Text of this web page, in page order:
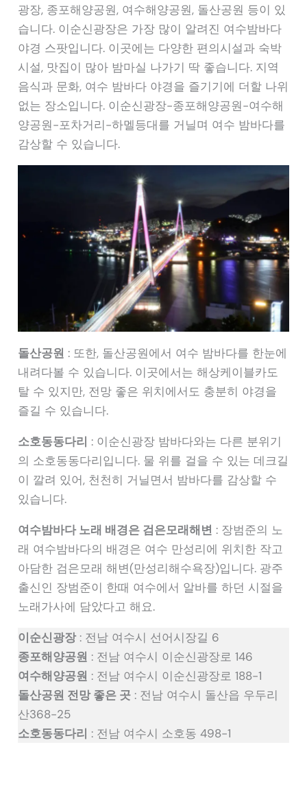
광장, 종포해양공원, 여수해양공원, 돌산공원 등이 있
습니다. 이순신광장은 가장 많이 알려진 여수밤바다
야경 스팟입니다. 이곳에는 다양한 편의시설과 숙박
시설, 맛집이 많아 밤마실 나가기 딱 좋습니다. 지역
음식과 문화, 여수 밤바다 야경을 즐기기에 더할 나위
없는 장소입니다. 이순신광장-종포해양공원-여수해
양공원-포차거리-하멜등대를 거닐며 여수 밤바다를
감상할 수 있습니다.
돌산공원 : 또한, 돌산공원에서 여수 밤바다를 한눈에
내려다볼 수 있습니다. 이곳에서는 해상케이블카도
탈 수 있지만, 전망 좋은 위치에서도 충분히 야경을
즐길 수 있습니다.
소호동동다리 : 이순신광장 밤바다와는 다른 분위기
의 소호동동다리입니다. 물 위를 걸을 수 있는 데크길
이 깔려 있어, 천천히 거닐면서 밤바다를 감상할 수
있습니다.
여수밤바다 노래 배경은 검은모래해변 : 장범준의 노
래 여수밤바다의 배경은 여수 만성리에 위치한 작고
아담한 검은모래 해변(만성리해수욕장)입니다. 광주
출신인 장범준이 한때 여수에서 알바를 하던 시절을
노래가사에 담았다고 해요.
이순신광장: 전남 여수시 선어시장길 6
종포해양공원 : 전남 여수시 이순신광장로 146
여수해양공원 : 전남 여수시 이순신광장로 188-1
돌산공원 전망 좋은 곳 : 전남 여수시 돌산읍 우두리
산368-25
소호동동다리 : 전남 여수시 소호동 498-1